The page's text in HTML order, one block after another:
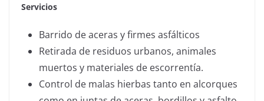
Servicios
Barrido de aceras y firmes asfálticos
Retirada de residuos urbanos, animales
muertos y materiales de escorrentía.
Control de malas hierbas tanto en alcorques